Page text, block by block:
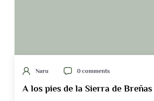
Naru 0 comments
A los pies de la Sierra de Breñas